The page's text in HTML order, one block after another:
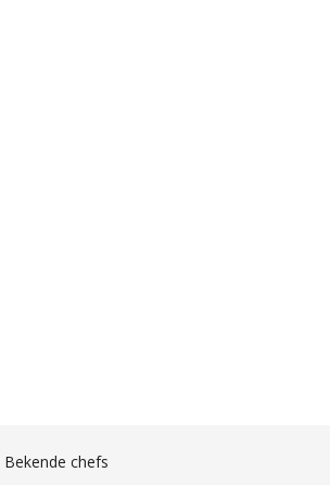
Bekende chefs